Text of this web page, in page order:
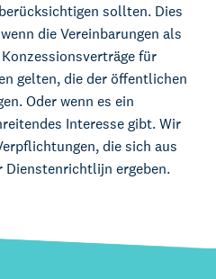
sollten. Dies
die Vereinbarungen als
für
gelten, die der öffentlichen
Oder wenn es ein
Interesse gibt. Wir
die sich aus
Dienstenrichtlijn ergeben.